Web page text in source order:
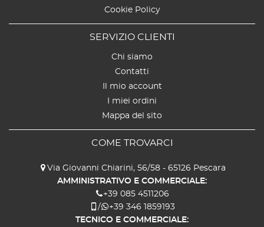
Cookie Policy
SERVIZIO CLIENTI
Chi siamo
Contatti
Il mio account
I miei ordini
Mappa del sito
COME TROVARCI
Via Giovanni Chiarini, 56/58 - 65126 Pescara
AMMINISTRATIVO E COMMERCIALE:
+39 085 4511206
/
+39 346 1859193
TECNICO E COMMERCIALE: